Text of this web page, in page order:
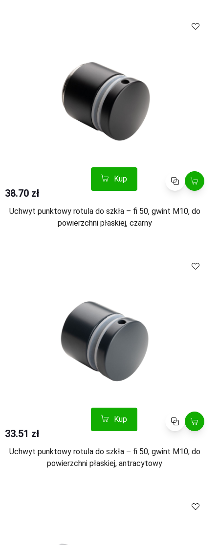
Kup Porównaj
38.70 zł
Uchwyt punktowy rotula do szkła – fi 50, gwint M10, do
powierzchni płaskiej, czarny
Kup Porównaj
33.51 zł
Uchwyt punktowy rotula do szkła – fi 50, gwint M10, do
powierzchni płaskiej, antracytowy